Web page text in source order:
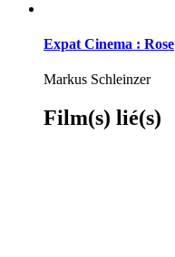
Expat Cinema : Rose
Markus Schleinzer
Film(s) lié(s)